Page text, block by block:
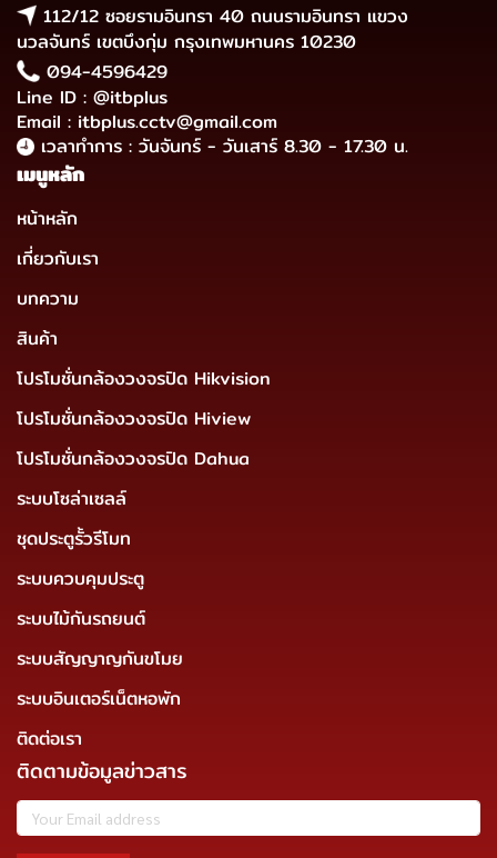
112/12 ซอยรามอินทรา 40 ถนนรามอินทรา แขวง
นวลจันทร์ เขตบึงกุ่ม กรุงเทพมหานคร 10230
094-4596429
Line ID : @itbplus
Email : itbplus.cctv@gmail.com
เวลาทำการ : วันจันทร์ - วันเสาร์ 8.30 - 17.30 น.
เมนูหลัก
หน้าหลัก
เกี่ยวกับเรา
บทความ
สินค้า
โปรโมชั่นกล้องวงจรปิด Hikvision
โปรโมชั่นกล้องวงจรปิด Hiview
โปรโมชั่นกล้องวงจรปิด Dahua
ระบบโซล่าเซลล์
ชุดประตูรั้วรีโมท
ระบบควบคุมประตู
ระบบไม้กันรถยนต์
ระบบสัญญาญกันขโมย
ระบบอินเตอร์เน็ตหอพัก
ติดต่อเรา
ติดตามข้อมูลข่าวสาร